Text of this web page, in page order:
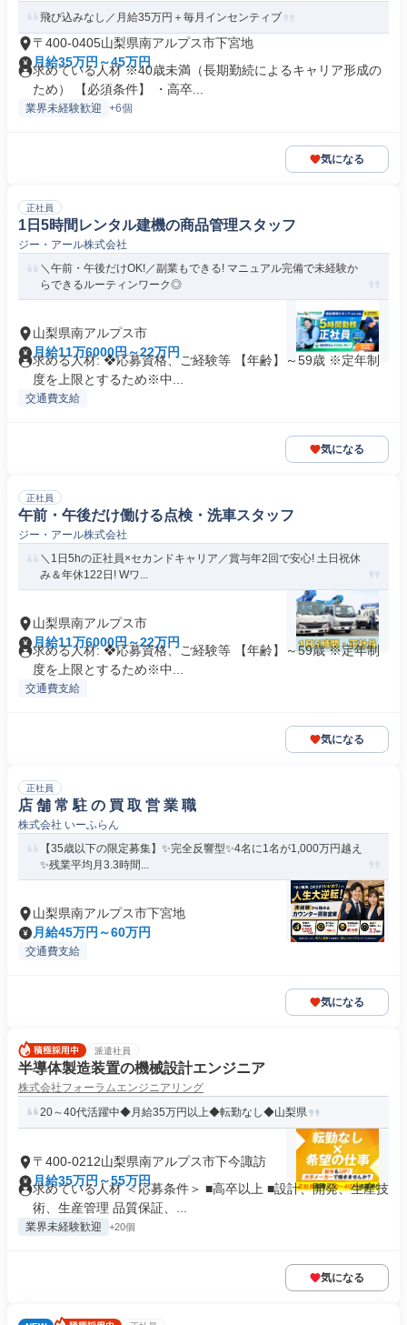
飛び込みなし／月給35万円＋毎月インセンティブ
〒400-0405山梨県南アルプス市下宮地
月給35万円～45万円
求めている人材 ※40歳未満（長期勤続によるキャリア形成の
ため） 【必須条件】 ・高卒...
業界未経験歓迎 +6個
気になる
正社員
1日5時間レンタル建機の商品管理スタッフ
ジー・アール株式会社
＼午前・午後だけOK!／副業もできる! マニュアル完備で未経験か
らできるルーティンワーク◎
山梨県南アルプス市
月給11万6000円～22万円
求める人材: ❖応募資格、ご経験等 【年齢】～59歳 ※定年制
度を上限とするため※中...
交通費支給
気になる
正社員
午前・午後だけ働ける点検・洗車スタッフ
ジー・アール株式会社
＼1日5hの正社員×セカンドキャリア／賞与年2回で安心! 土日祝休
み＆年休122日! Wワ...
山梨県南アルプス市
月給11万6000円～22万円
求める人材: ❖応募資格、ご経験等 【年齢】～59歳 ※定年制
度を上限とするため※中...
交通費支給
気になる
正社員
店 舗 常 駐 の 買 取 営 業 職
株式会社 いーふらん
【35歳以下の限定募集】✨完全反響型✨4名に1名が1,000万円越え
✨残業平均月3.3時間...
山梨県南アルプス市下宮地
月給45万円～60万円
交通費支給
気になる
派遣社員
半導体製造装置の機械設計エンジニア
株式会社フォーラムエンジニアリング
20～40代活躍中◆月給35万円以上◆転勤なし◆山梨県
〒400-0212山梨県南アルプス市下今諏訪
月給35万円～55万円
求めている人材 ＜応募条件＞ ■高卒以上 ■設計、開発、生産技
術、生産管理 品質保証、...
業界未経験歓迎 +20個
気になる